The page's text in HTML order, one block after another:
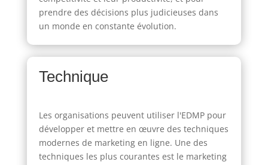
prendre des décisions plus judicieuses dans
un monde en constante évolution.
Technique
Les organisations peuvent utiliser l'EDMP pour
développer et mettre en œuvre des techniques
modernes de marketing en ligne. Une des
techniques les plus courantes est le marketing